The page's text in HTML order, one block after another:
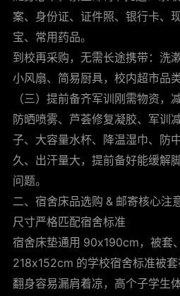
案、身份证、证件照、银行卡、
宝、常用药品。
到校再采购，无需长途携带：洗
小风扇、简易厨具，校内超市品
（三）提前备齐军训刚需物资，
防晒喷雾、芦荟修复凝胶、军训
子、大容量水杯、降温湿巾、防
久、出汗量大，提前备好能缓解
问题。
二、宿舍床品选购 & 邮寄核心注
尺寸严格匹配宿舍标准
宿舍床垫通用 90x190cm，被套
218x152cm 的学校宿舍标准被
翻身容易漏肩着凉，高个子学生